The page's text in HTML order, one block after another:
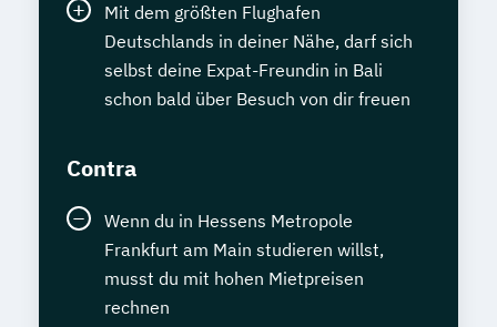
Mit dem größten Flughafen
Deutschlands in deiner Nähe, darf sich
selbst deine Expat-Freundin in Bali
schon bald über Besuch von dir freuen
Contra
Wenn du in Hessens Metropole
Frankfurt am Main studieren willst,
musst du mit hohen Mietpreisen
rechnen